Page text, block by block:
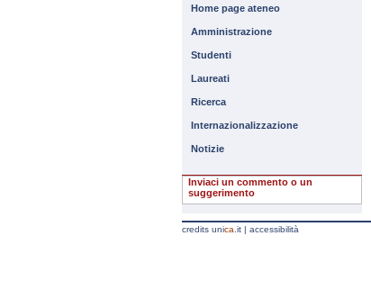
Home page ateneo
Amministrazione
Studenti
Laureati
Ricerca
Internazionalizzazione
Notizie
Inviaci un commento o un
suggerimento
credits unica .it | accessibilità